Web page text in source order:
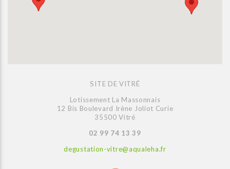
SITE DE VITRÉ
Lotissement La Massonnais
12 Bis Boulevard Irène Joliot Curie
35500 Vitré
02 99 74 13 39
degustation-vitre@aqualeha.fr